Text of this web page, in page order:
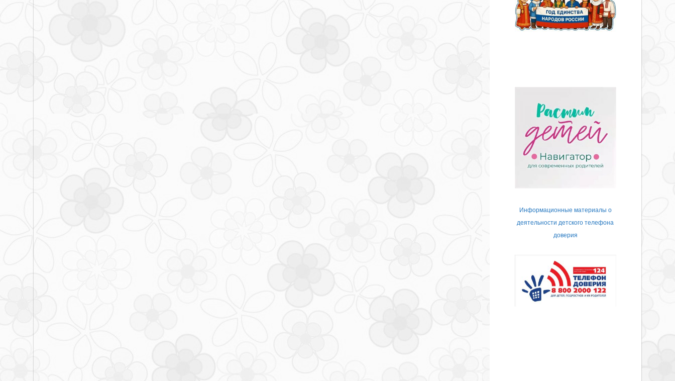
Информационные материалы о
деятельности детского телефона
доверия